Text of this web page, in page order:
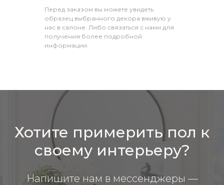
Перед заказом вы можете увидеть
образец выбранного декора вживую у
нас в салоне. Либо связаться с нами для
получения более подробной
информации.
Хотите примерить пол к
своему интерьеру?
Напишите нам в мессенджеры —